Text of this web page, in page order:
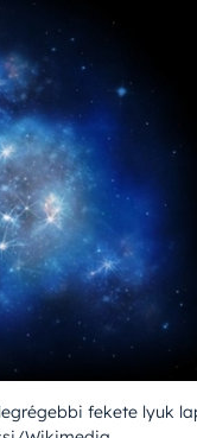
fekete lyuk